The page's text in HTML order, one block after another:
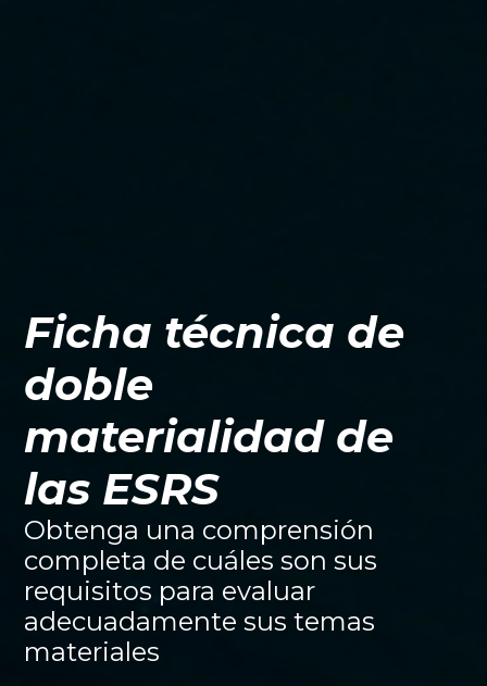
Ficha técnica de
doble
materialidad de
las ESRS
Obtenga una comprensión
completa de cuáles son sus
requisitos para evaluar
adecuadamente sus temas
materiales